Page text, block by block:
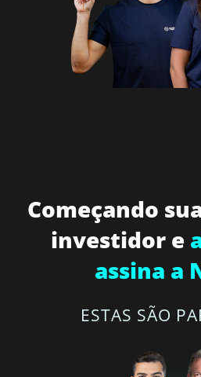
Começando
investidor e
assina a
ESTAS SÃO